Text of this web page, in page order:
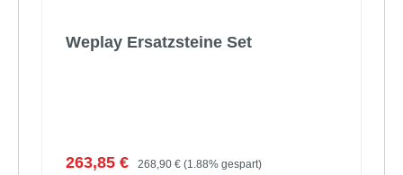
Weplay Ersatzsteine Set
Verkaufspreis:
263,85 € Regulärer Preis:
268,90 € (1.88% gespart)